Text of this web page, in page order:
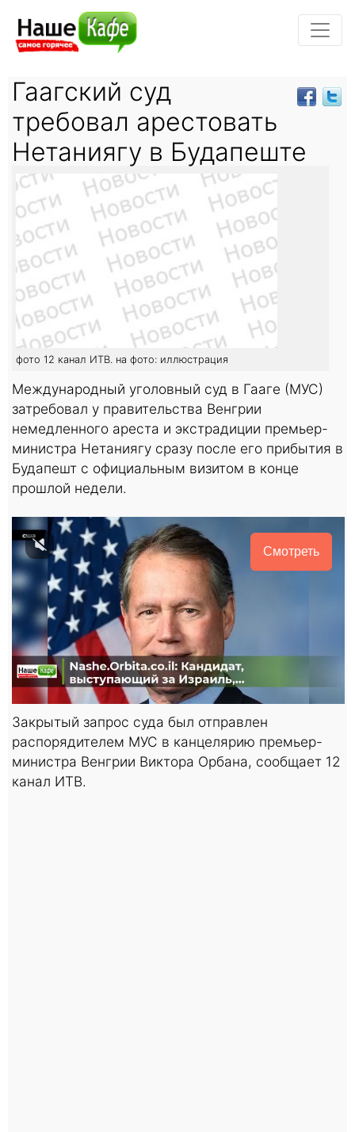
Гаагский суд
требовал арестовать
Нетаниягу в Будапеште
фото 12 канал ИТВ. на фото: иллюстрация
Международный уголовный суд в Гааге (МУС)
затребовал у правительства Венгрии
немедленного ареста и экстрадиции премьер-
министра Нетаниягу сразу после его прибытия в
Будапешт с официальным визитом в конце
прошлой недели.
Смотреть
Закрытый запрос суда был отправлен
распорядителем МУС в канцелярию премьер-
министра Венгрии Виктора Орбана, сообщает 12
канал ИТВ.